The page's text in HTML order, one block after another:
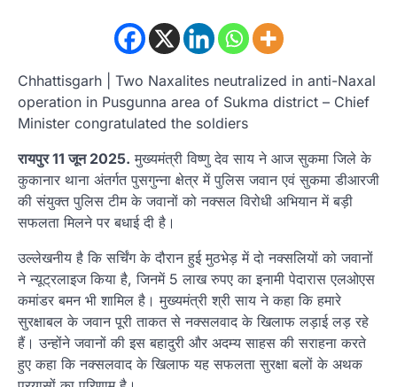
Chhattisgarh | Two Naxalites neutralized in anti-Naxal
operation in Pusgunna area of ​​Sukma district – Chief
Minister congratulated the soldiers
रायपुर 11 जून 2025. मुख्यमंत्री विष्णु देव साय ने आज सुकमा जिले के
कुकानार थाना अंतर्गत पुसगुन्ना क्षेत्र में पुलिस जवान एवं सुकमा डीआरजी
की संयुक्त पुलिस टीम के जवानों को नक्सल विरोधी अभियान में बड़ी
सफलता मिलने पर बधाई दी है।
उल्लेखनीय है कि सर्चिंग के दौरान हुई मुठभेड़ में दो नक्सलियों को जवानों
ने न्यूट्रलाइज किया है, जिनमें 5 लाख रुपए का इनामी पेदारास एलओएस
कमांडर बमन भी शामिल है। मुख्यमंत्री श्री साय ने कहा कि हमारे
सुरक्षाबल के जवान पूरी ताकत से नक्सलवाद के खिलाफ लड़ाई लड़ रहे
हैं। उन्होंने जवानों की इस बहादुरी और अदम्य साहस की सराहना करते
हुए कहा कि नक्सलवाद के खिलाफ यह सफलता सुरक्षा बलों के अथक